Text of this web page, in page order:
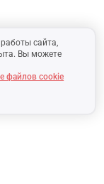
сайта,
Вы можете
файлов cookie